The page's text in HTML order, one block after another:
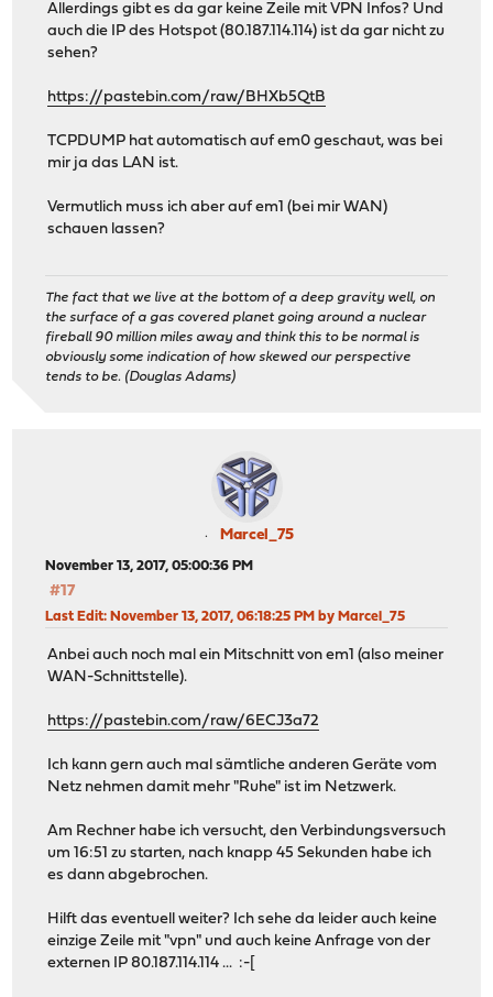
Allerdings gibt es da gar keine Zeile mit VPN Infos? Und
auch die IP des Hotspot (80.187.114.114) ist da gar nicht zu
sehen?
https://pastebin.com/raw/BHXb5QtB
TCPDUMP hat automatisch auf em0 geschaut, was bei
mir ja das LAN ist.
Vermutlich muss ich aber auf em1 (bei mir WAN)
schauen lassen?
The fact that we live at the bottom of a deep gravity well, on
the surface of a gas covered planet going around a nuclear
fireball 90 million miles away and think this to be normal is
obviously some indication of how skewed our perspective
tends to be. (Douglas Adams)
Marcel_75
November 13, 2017, 05:00:36 PM
#17
Last Edit: November 13, 2017, 06:18:25 PM by Marcel_75
Anbei auch noch mal ein Mitschnitt von em1 (also meiner
WAN-Schnittstelle).
https://pastebin.com/raw/6ECJ3a72
Ich kann gern auch mal sämtliche anderen Geräte vom
Netz nehmen damit mehr "Ruhe" ist im Netzwerk.
Am Rechner habe ich versucht, den Verbindungsversuch
um 16:51 zu starten, nach knapp 45 Sekunden habe ich
es dann abgebrochen.
Hilft das eventuell weiter? Ich sehe da leider auch keine
einzige Zeile mit "vpn" und auch keine Anfrage von der
externen IP 80.187.114.114 ... :-[